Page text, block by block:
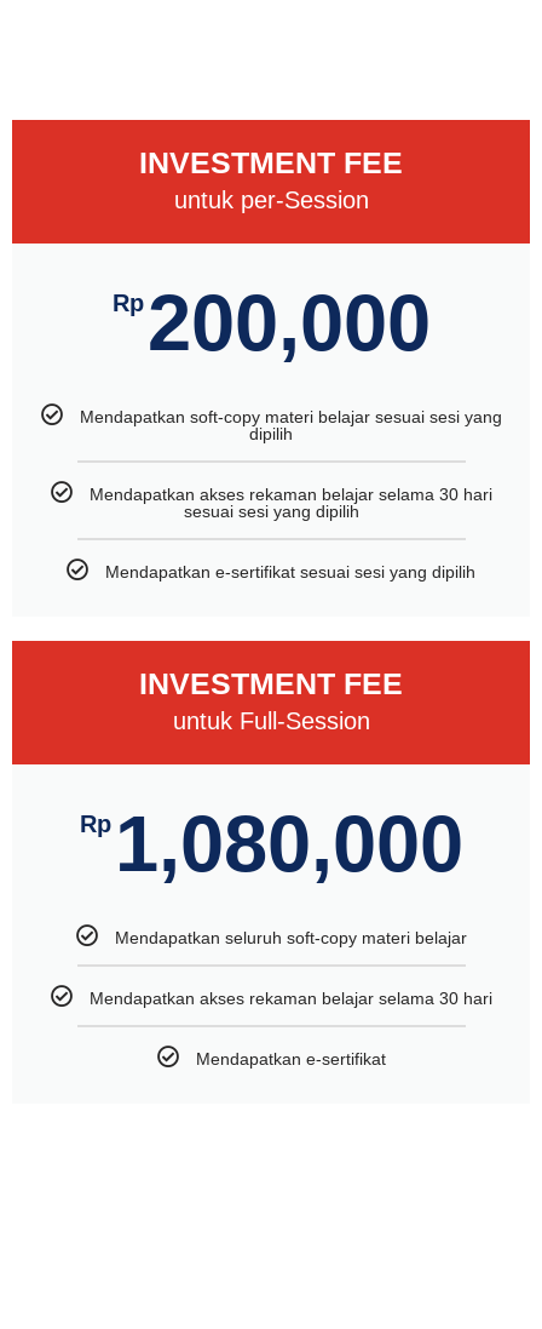
INVESTMENT FEE
untuk per-Session
Rp 200,000
Mendapatkan soft-copy materi belajar sesuai sesi yang
dipilih
Mendapatkan akses rekaman belajar selama 30 hari
sesuai sesi yang dipilih
Mendapatkan e-sertifikat sesuai sesi yang dipilih
INVESTMENT FEE
untuk Full-Session
Rp 1,080,000
Mendapatkan seluruh soft-copy materi belajar
Mendapatkan akses rekaman belajar selama 30 hari
Mendapatkan e-sertifikat